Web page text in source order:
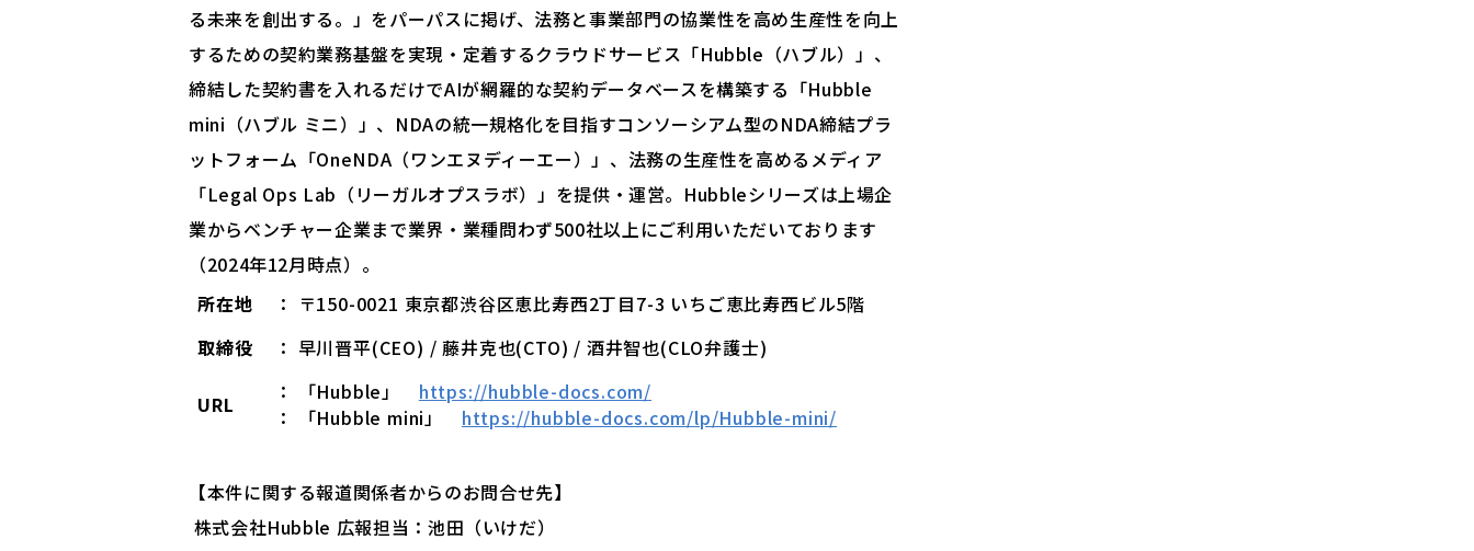
る未来を創出する。」をパーパスに掲げ、法務と事業部門の協業性を高め生産性を向上
するための契約業務基盤を実現・定着するクラウドサービス「Hubble（ハブル）」、
締結した契約書を入れるだけでAIが網羅的な契約データベースを構築する「Hubble
mini（ハブル ミニ）」、NDAの統一規格化を目指すコンソーシアム型のNDA締結プラ
ットフォーム「OneNDA（ワンエヌディーエー）」、法務の生産性を高めるメディア
「Legal Ops Lab（リーガルオプスラボ）」を提供・運営。Hubbleシリーズは上場企
業からベンチャー企業まで業界・業種問わず500社以上にご利用いただいております
（2024年12月時点）。
所在地
： 〒150-0021 東京都渋谷区恵比寿西2丁目7-3 いちご恵比寿西ビル5階
取締役
： 早川晋平(CEO) / 藤井克也(CTO) / 酒井智也(CLO弁護士)
URL ： 「Hubble」 https://hubble-docs.com/
： 「Hubble mini」 https://hubble-docs.com/lp/Hubble-mini/
【本件に関する報道関係者からのお問合せ先】
株式会社Hubble 広報担当：池田（いけだ）